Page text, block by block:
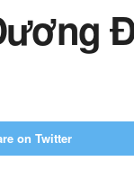
on Twitter